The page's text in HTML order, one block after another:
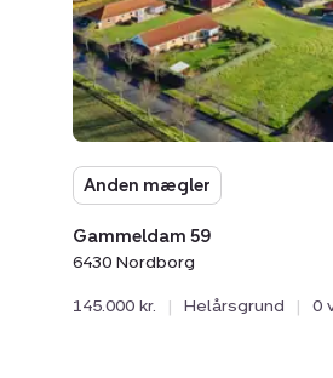
Anden mægler
Gammeldam 59
6430 Nordborg
145.000 kr. | Helårsgrund | 0